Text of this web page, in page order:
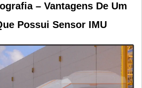
– Vantagens De Um
Possui Sensor IMU